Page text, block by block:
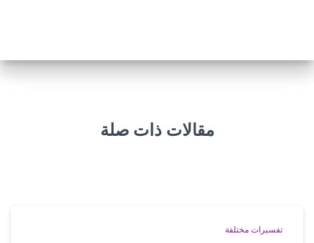
مقالات ذات صلة
تفسيرات مختلفة